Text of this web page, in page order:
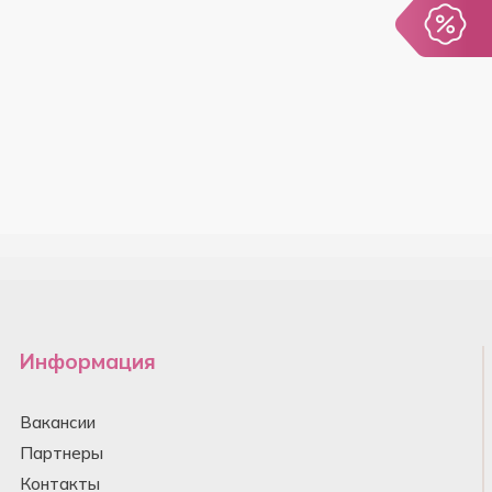
Информация
Вакансии
Партнеры
Контакты